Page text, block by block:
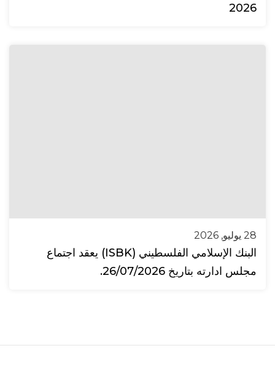
2026
28 يوليو, 2026
البنك الإسلامي الفلسطيني (ISBK) يعقد اجتماع
مجلس ادارته بتاريخ 26/07/2026.